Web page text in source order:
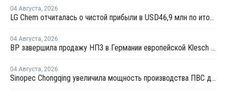
04 Августа, 2026
LG Chem отчиталась о чистой прибыли в USD46,9 млн по итогам второго квартала 2026 года
04 Августа, 2026
BP завершила продажу НПЗ в Германии европейской Klesch Group
04 Августа, 2026
Sinopec Chongqing увеличила мощность производства ПВС до 210 тысяч тонн